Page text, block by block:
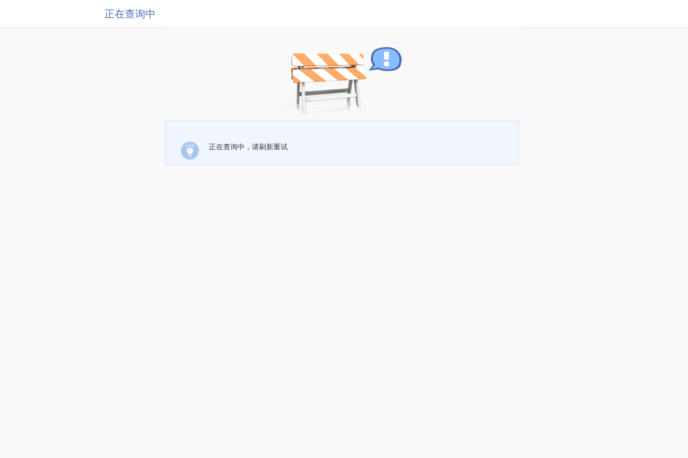
正在查询中
正在查询中，请刷新重试